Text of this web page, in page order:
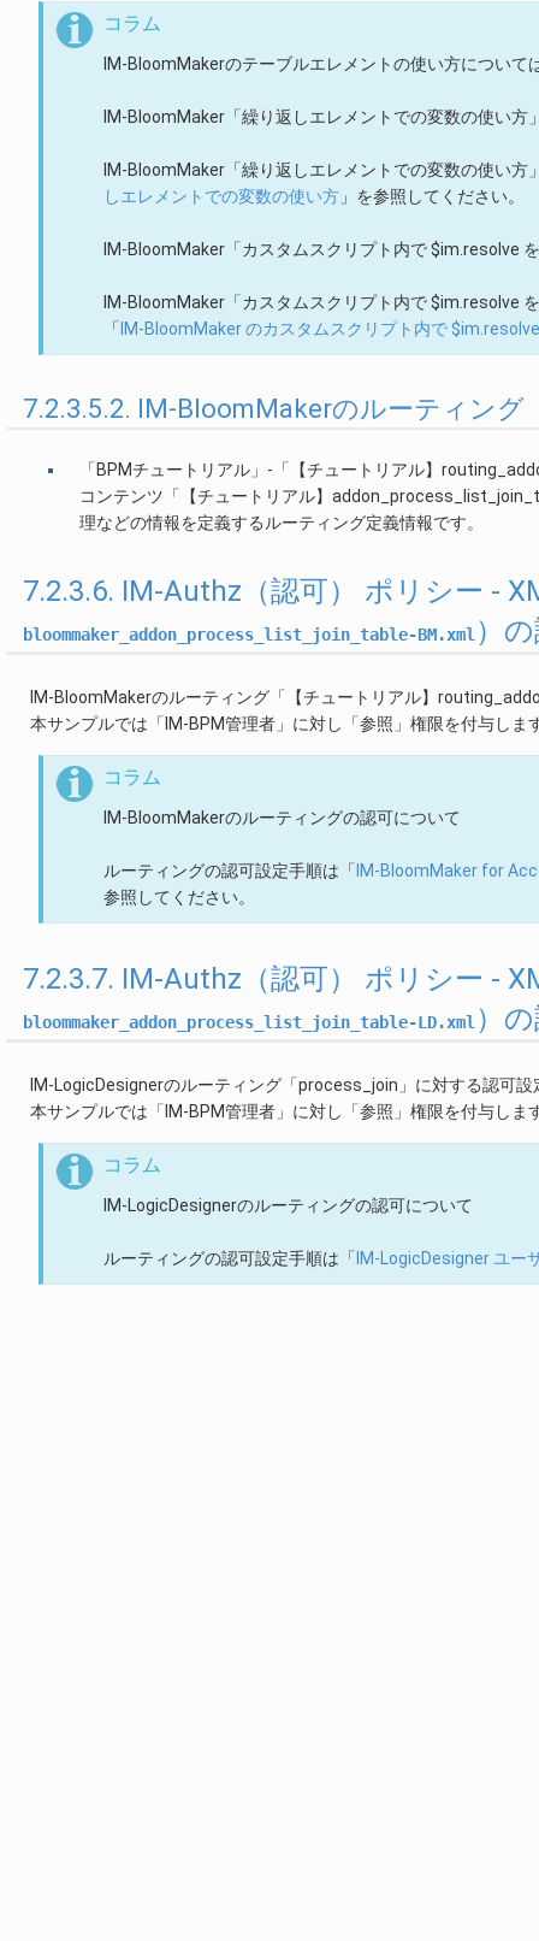
コラム
IM-BloomMakerのテーブルエレメントの使い方につい
IM-BloomMaker「繰り返しエレメントでの変数の使い方
IM-BloomMaker「繰り返しエレメントでの変数の使い方
しエレメントでの変数の使い方 」を参照してください。
IM-BloomMaker「カスタムスクリプト内で $im.resolve
IM-BloomMaker「カスタムスクリプト内で $im.resolve
「 IM-BloomMaker のカスタムスクリプト内で
7.2.3.5.2. IM-BloomMakerのルーティング
「BPMチュートリアル」-「【チュートリアル】
コンテンツ「【チュートリアル】
理などの情報を定義するルーティング定義情報です。
7.2.3.6. IM-Authz（認可） ポリシー -
bloommaker_addon_process_list_join_table-BM.xml ）
IM-BloomMakerのルーティング「【チュートリアル】
本サンプルでは「IM-BPM管理者」に対し「参照」権限を付与しま
コラム
IM-BloomMakerのルーティングの認可について
ルーティングの認可設定手順は「 IM-BloomMaker for
参照してください。
7.2.3.7. IM-Authz（認可） ポリシー -
bloommaker_addon_process_list_join_table-LD.xml ）
IM-LogicDesignerのルーティング「process_join」に対する認可設
本サンプルでは「IM-BPM管理者」に対し「参照」権限を付与しま
コラム
IM-LogicDesignerのルーティングの認可について
ルーティングの認可設定手順は「 IM-LogicDesigner ユー